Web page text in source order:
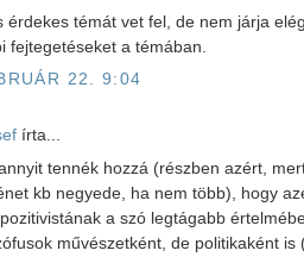
érdekes témát vet fel, de nem járja
fejtegetéseket a témában.
22. 9:04
írta...
tennék hozzá (részben azért,
kb negyede, ha nem több), hogy
a szó legtágabb
művészetként, de politikaként is